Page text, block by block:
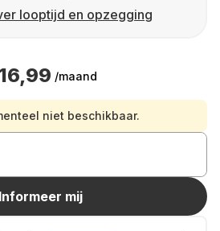
looptijd en opzegging
/maand
niet beschikbaar.
Informeer mij